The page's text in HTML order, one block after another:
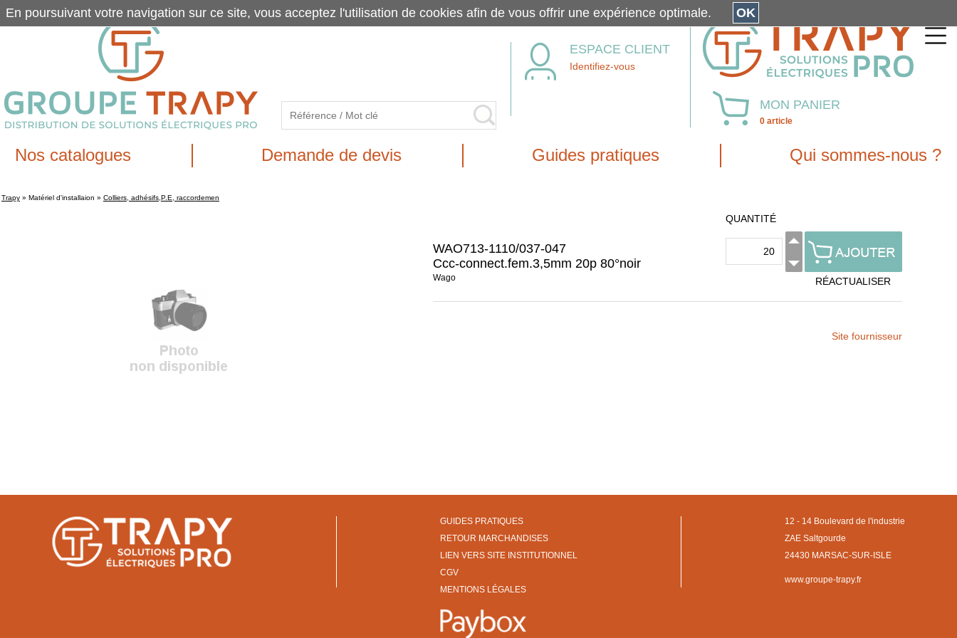
ESPACE CLIENT
Identifiez-vous
MON PANIER
0 article
Nos catalogues Demande de devis Guides pratiques Qui sommes-nous ?
Trapy » Matériel d'installaion » Colliers, adhésifs,P.E, raccordemen
WAO713-1110/037-047
Ccc-connect.fem.3,5mm 20p 80°noir
Wago
QUANTITÉ
RÉACTUALISER
Site fournisseur
GUIDES PRATIQUES
RETOUR MARCHANDISES
LIEN VERS SITE INSTITUTIONNEL
CGV
MENTIONS LÉGALES
12 - 14 Boulevard de l'industrie
ZAE Saltgourde
24430 MARSAC-SUR-ISLE
www.groupe-trapy.fr
En poursuivant votre navigation sur ce site, vous acceptez l'utilisation de cookies afin de vous offrir une expérience optimale. OK